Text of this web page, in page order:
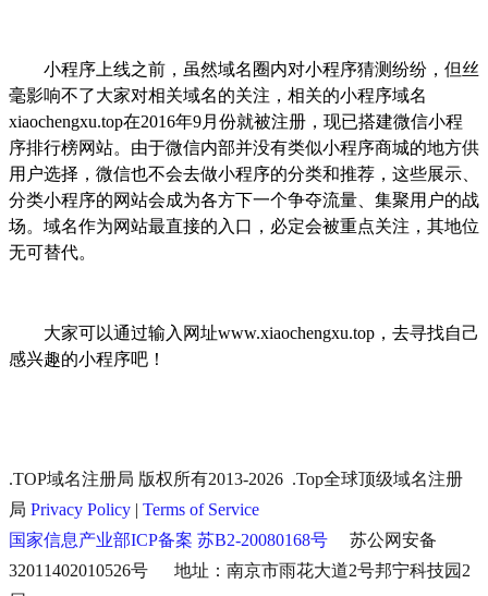
小程序上线之前，虽然域名圈内对小程序猜测纷纷，但丝
毫影响不了大家对相关域名的关注，相关的小程序域名
xiaochengxu.top在2016年9月份就被注册，现已搭建微信小程
序排行榜网站。由于微信内部并没有类似小程序商城的地方供
用户选择，微信也不会去做小程序的分类和推荐，这些展示、
分类小程序的网站会成为各方下一个争夺流量、集聚用户的战
场。域名作为网站最直接的入口，必定会被重点关注，其地位
无可替代。
大家可以通过输入网址www.xiaochengxu.top ，去寻找自己
感兴趣的小程序吧！
.TOP域名注册局 版权所有2013-2026 .Top全球顶级域名注册
局 Privacy Policy | Terms of Service
国家信息产业部ICP备案 苏B2-20080168号 苏公网安备
32011402010526号 地址：南京市雨花大道2号邦宁科技园2